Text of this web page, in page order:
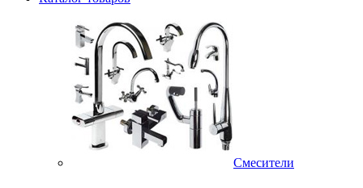
Смесители